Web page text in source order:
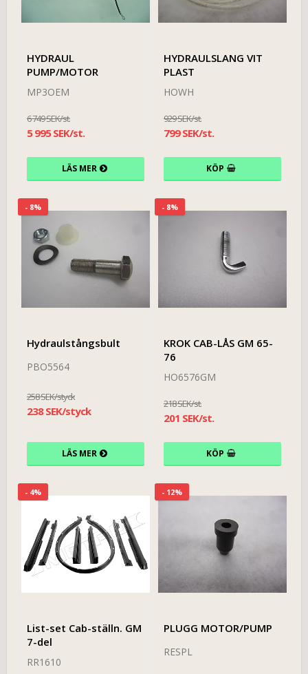
HYDRAUL
PUMP/MOTOR
MP3OEM
6 749 SEK/st.
5 995 SEK/st.
LÄS MER
HYDRAULSLANG VIT
PLAST
HOWH
929 SEK/st.
799 SEK/st.
KÖP
- 8%
Hydraulstångsbult
PBO5564
258 SEK/styck
238 SEK/styck
LÄS MER
- 8%
KROK CAB-LÅS GM 65-
76
HO6576GM
218 SEK/st.
201 SEK/st.
KÖP
- 4%
List-set Cab-ställn. GM
7-del
RR1610
- 12%
PLUGG MOTOR/PUMP
RESPL